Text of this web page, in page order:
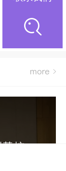
基控
式